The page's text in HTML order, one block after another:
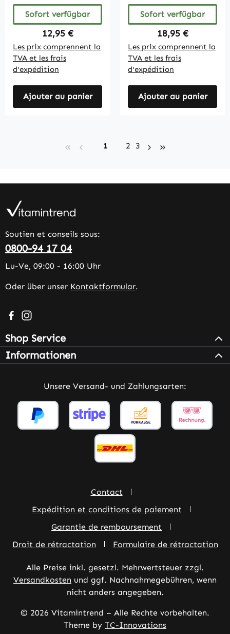
Sofort verfügbar
Regulärer Preis:
12,95 €
Les prix comprennent la
TVA et les frais
d'expédition
Ajouter au panier
Sofort verfügbar
Regulärer Preis:
18,95 €
Les prix comprennent la
TVA et les frais
d'expédition
Ajouter au panier
Seite
1 Seite
2 Seite
3
Soutien et conseils sous:
0800-94 17 04
Lu-Ve, 09:00 - 16:00 Uhr
Oder über unser Kontaktformular.
Besuche uns auf Facebook – öffnet in neuem Tab
Schau auf Instagram vorbei – öffnet in neuem Tab
Shop Service
Informationen
Unsere Versand- und Zahlungsarten:
Contact
Expédition et conditions de paiement
Garantie de remboursement
Droit de rétractation
Formulaire de rétractation
Alle Preise inkl. gesetzl. Mehrwertsteuer zzgl.
Versandkosten und ggf. Nachnahmegebühren, wenn
nicht anders angegeben.
© 2026 Vitamintrend – Alle Rechte vorbehalten.
Theme by TC-Innovations